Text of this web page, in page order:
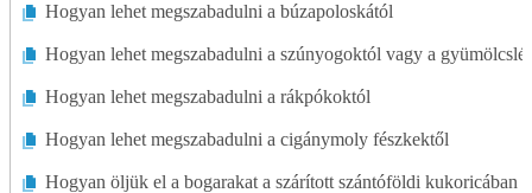
Gyep Díszek
Gyep Ültetés
Hogyan lehet megszabadulni a búzapoloskától
Hogyan lehet megszabadulni a szúnyogoktól vagy a
Hogyan lehet megszabadulni a rákpókoktól
Hogyan lehet megszabadulni a cigánymoly fészkektől
Hogyan öljük el a bogarakat a szárított szántóföldi kukoricában